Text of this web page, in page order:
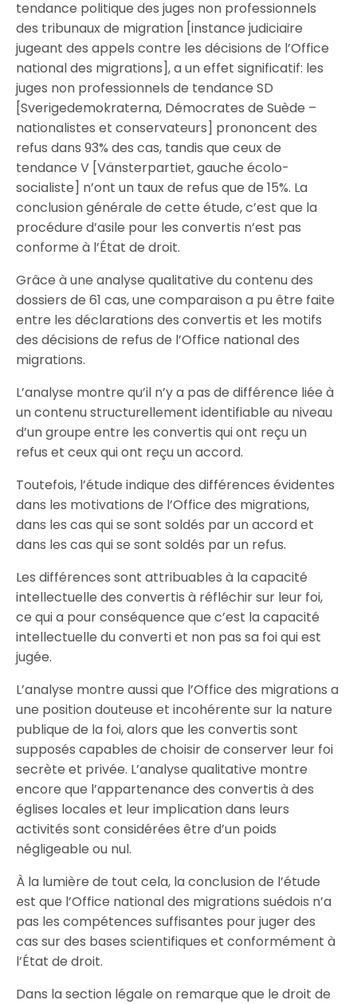
tendance politique des juges non professionnels
des tribunaux de migration [instance judiciaire
jugeant des appels contre les décisions de l’Office
national des migrations], a un effet significatif: les
juges non professionnels de tendance SD
[Sverigedemokraterna, Démocrates de Suède –
nationalistes et conservateurs] prononcent des
refus dans 93% des cas, tandis que ceux de
tendance V [Vänsterpartiet, gauche écolo-
socialiste] n’ont un taux de refus que de 15%. La
conclusion générale de cette étude, c’est que la
procédure d’asile pour les convertis n’est pas
conforme à l’État de droit.
Grâce à une analyse qualitative du contenu des
dossiers de 61 cas, une comparaison a pu être faite
entre les déclarations des convertis et les motifs
des décisions de refus de l’Office national des
migrations.
L’analyse montre qu’il n’y a pas de différence liée à
un contenu structurellement identifiable au niveau
d’un groupe entre les convertis qui ont reçu un
refus et ceux qui ont reçu un accord.
Toutefois, l’étude indique des différences évidentes
dans les motivations de l’Office des migrations,
dans les cas qui se sont soldés par un accord et
dans les cas qui se sont soldés par un refus.
Les différences sont attribuables à la capacité
intellectuelle des convertis à réfléchir sur leur foi,
ce qui a pour conséquence que c’est la capacité
intellectuelle du converti et non pas sa foi qui est
jugée.
L’analyse montre aussi que l’Office des migrations a
une position douteuse et incohérente sur la nature
publique de la foi, alors que les convertis sont
supposés capables de choisir de conserver leur foi
secrète et privée. L’analyse qualitative montre
encore que l’appartenance des convertis à des
églises locales et leur implication dans leurs
activités sont considérées être d’un poids
négligeable ou nul.
À la lumière de tout cela, la conclusion de l’étude
est que l’Office national des migrations suédois n’a
pas les compétences suffisantes pour juger des
cas sur des bases scientifiques et conformément à
l’État de droit.
Dans la section légale on remarque que le droit de